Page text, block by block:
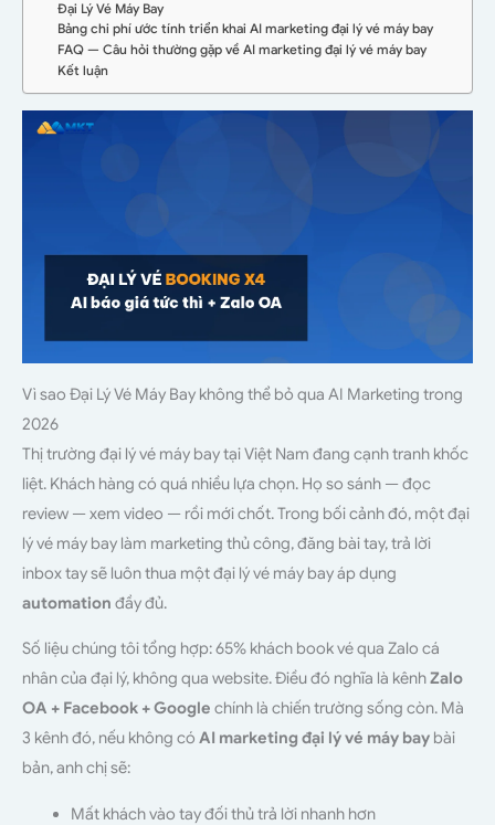
Đại Lý Vé Máy Bay
Bảng chi phí ước tính triển khai AI marketing đại lý vé máy bay
FAQ — Câu hỏi thường gặp về AI marketing đại lý vé máy bay
Kết luận
Vì sao Đại Lý Vé Máy Bay không thể bỏ qua AI Marketing trong
2026
Thị trường đại lý vé máy bay tại Việt Nam đang cạnh tranh khốc
liệt. Khách hàng có quá nhiều lựa chọn. Họ so sánh — đọc
review — xem video — rồi mới chốt. Trong bối cảnh đó, một đại
lý vé máy bay làm marketing thủ công, đăng bài tay, trả lời
inbox tay sẽ luôn thua một đại lý vé máy bay áp dụng
automation đầy đủ.
Số liệu chúng tôi tổng hợp: 65% khách book vé qua Zalo cá
nhân của đại lý, không qua website. Điều đó nghĩa là kênhZalo
OA + Facebook + Google chính là chiến trường sống còn. Mà
3 kênh đó, nếu không có AI marketing đại lý vé máy bay bài
bản, anh chị sẽ:
Mất khách vào tay đối thủ trả lời nhanh hơn